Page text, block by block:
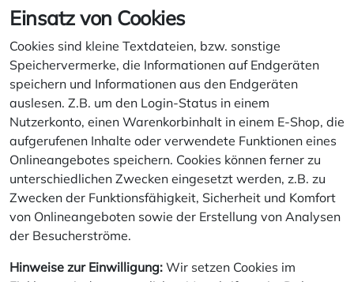
Einsatz von Cookies
Cookies sind kleine Textdateien, bzw. sonstige
Speichervermerke, die Informationen auf Endgeräten
speichern und Informationen aus den Endgeräten
auslesen. Z.B. um den Login-Status in einem
Nutzerkonto, einen Warenkorbinhalt in einem E-Shop, die
aufgerufenen Inhalte oder verwendete Funktionen eines
Onlineangebotes speichern. Cookies können ferner zu
unterschiedlichen Zwecken eingesetzt werden, z.B. zu
Zwecken der Funktionsfähigkeit, Sicherheit und Komfort
von Onlineangeboten sowie der Erstellung von Analysen
der Besucherströme.
Hinweise zur Einwilligung: Wir setzen Cookies im